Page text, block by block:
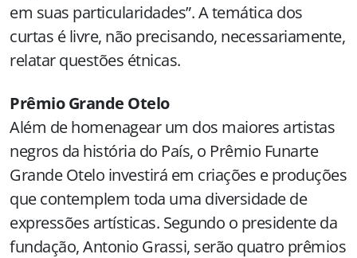
em suas particularidades”. A temática dos
curtas é livre, não precisando, necessariamente,
relatar questões étnicas.
Prêmio Grande Otelo
Além de homenagear um dos maiores artistas
negros da história do País, o Prêmio Funarte
Grande Otelo investirá em criações e produções
que contemplem toda uma diversidade de
expressões artísticas. Segundo o presidente da
fundação, Antonio Grassi, serão quatro prêmios